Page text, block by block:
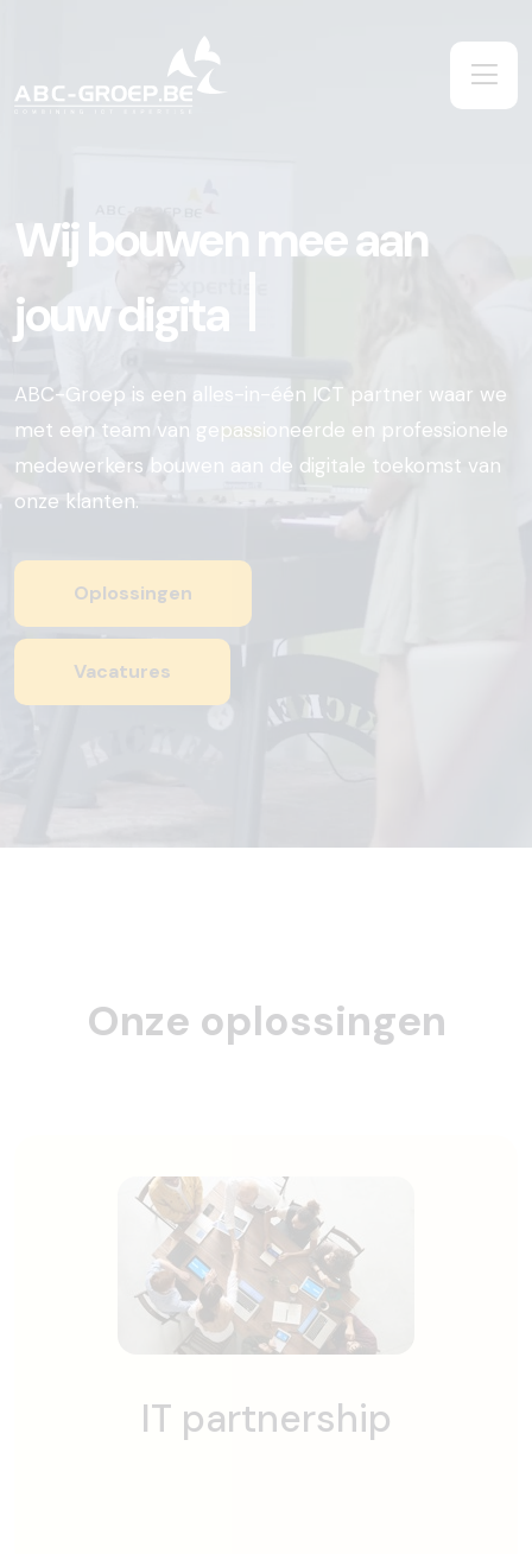
Wij bouwen mee aan
jouw
ABC-Groep is een alles-in-één ICT partner waar we
met een team van gepassioneerde en professionele
medewerkers bouwen aan de digitale toekomst van
onze klanten.
Oplossingen
Vacatures
Onze oplossingen
IT partnership